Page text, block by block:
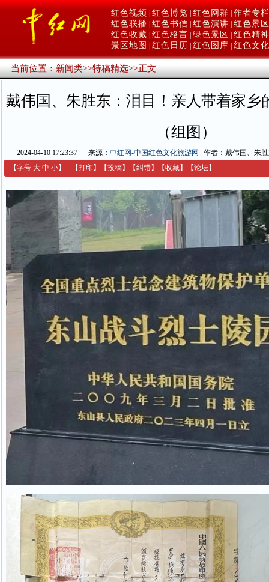
红色视频 红色博览 红色网群 作者专栏
红色联播 红色书信 红色演讲 红色景区
红色收藏 红色格言 绿色景区
红色精神
景区地图
红色日历 红色图库 红色文化
当前位置：新闻类>>特稿精选>>正文
戴伟国、朱胜东：泪目！亲人带着家乡
（组图）
2024-04-10 17:23:37 来源： 中红网-中国红色文化旅游网
作者：戴伟国、朱
【字号 大 中 小】 【打印 】 【投稿】 【纠错】 【收藏】 【论坛】